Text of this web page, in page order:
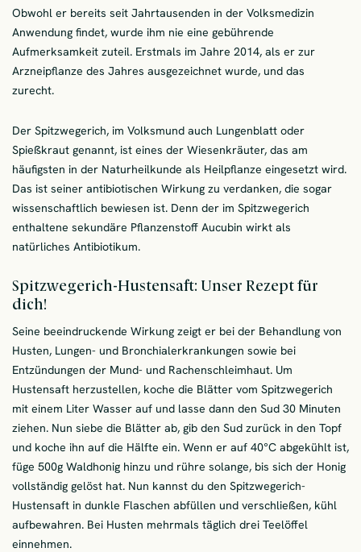
Obwohl er bereits seit Jahrtausenden in der Volksmedizin
Anwendung findet, wurde ihm nie eine gebührende
Aufmerksamkeit zuteil. Erstmals im Jahre 2014, als er zur
Arzneipflanze des Jahres ausgezeichnet wurde, und das
zurecht.
Der Spitzwegerich, im Volksmund auch Lungenblatt oder
Spießkraut genannt, ist eines der Wiesenkräuter, das am
häufigsten in der Naturheilkunde als Heilpflanze eingesetzt wird.
Das ist seiner antibiotischen Wirkung zu verdanken, die sogar
wissenschaftlich bewiesen ist. Denn der im Spitzwegerich
enthaltene sekundäre Pflanzenstoff Aucubin wirkt als
natürliches Antibiotikum.
Spitzwegerich-Hustensaft: Unser Rezept für
dich!
Seine beeindruckende Wirkung zeigt er bei der Behandlung von
Husten, Lungen- und Bronchialerkrankungen sowie bei
Entzündungen der Mund- und Rachenschleimhaut. Um
Hustensaft herzustellen, koche die Blätter vom Spitzwegerich
mit einem Liter Wasser auf und lasse dann den Sud 30 Minuten
ziehen. Nun siebe die Blätter ab, gib den Sud zurück in den Topf
und koche ihn auf die Hälfte ein. Wenn er auf 40°C abgekühlt ist,
füge 500g Waldhonig hinzu und rühre solange, bis sich der Honig
vollständig gelöst hat. Nun kannst du den Spitzwegerich-
Hustensaft in dunkle Flaschen abfüllen und verschließen, kühl
aufbewahren. Bei Husten mehrmals täglich drei Teelöffel
einnehmen.